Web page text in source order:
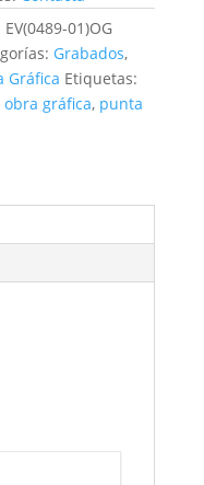
EV(0489-01)OG
Grabados,
Gráfica Etiquetas:
obra gráfica, punta